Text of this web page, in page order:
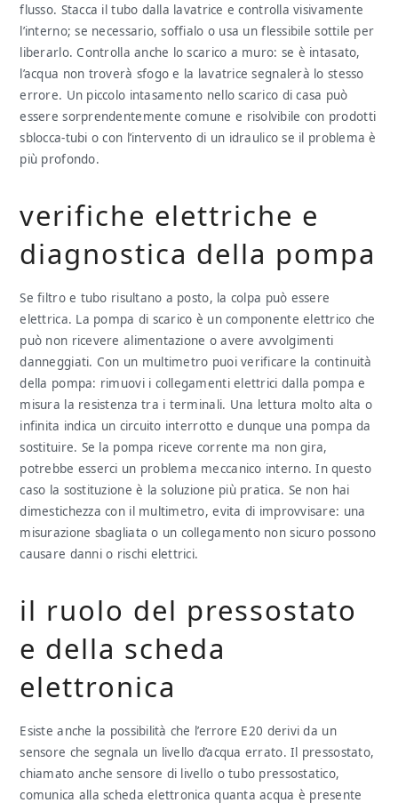
flusso. Stacca il tubo dalla lavatrice e controlla visivamente
l’interno; se necessario, soffialo o usa un flessibile sottile per
liberarlo. Controlla anche lo scarico a muro: se è intasato,
l’acqua non troverà sfogo e la lavatrice segnalerà lo stesso
errore. Un piccolo intasamento nello scarico di casa può
essere sorprendentemente comune e risolvibile con prodotti
sblocca-tubi o con l’intervento di un idraulico se il problema è
più profondo.
verifiche elettriche e
diagnostica della pompa
Se filtro e tubo risultano a posto, la colpa può essere
elettrica. La pompa di scarico è un componente elettrico che
può non ricevere alimentazione o avere avvolgimenti
danneggiati. Con un multimetro puoi verificare la continuità
della pompa: rimuovi i collegamenti elettrici dalla pompa e
misura la resistenza tra i terminali. Una lettura molto alta o
infinita indica un circuito interrotto e dunque una pompa da
sostituire. Se la pompa riceve corrente ma non gira,
potrebbe esserci un problema meccanico interno. In questo
caso la sostituzione è la soluzione più pratica. Se non hai
dimestichezza con il multimetro, evita di improvvisare: una
misurazione sbagliata o un collegamento non sicuro possono
causare danni o rischi elettrici.
il ruolo del pressostato
e della scheda
elettronica
Esiste anche la possibilità che l’errore E20 derivi da un
sensore che segnala un livello d’acqua errato. Il pressostato,
chiamato anche sensore di livello o tubo pressostatico,
comunica alla scheda elettronica quanta acqua è presente